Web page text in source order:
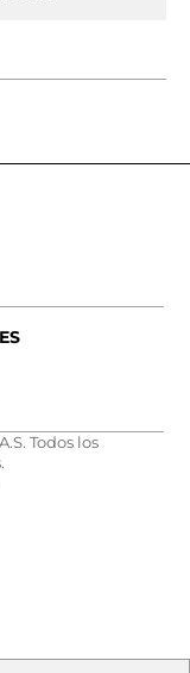
Todos los